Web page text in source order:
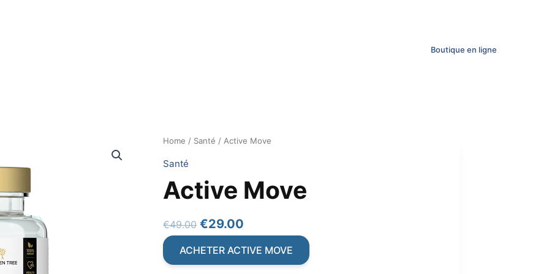
Boutique en ligne
Home / Santé / Active Move
Santé
Active Move
€49.00 Original
was:
€29.00
is:
ACHETER ACTIVE MOVE